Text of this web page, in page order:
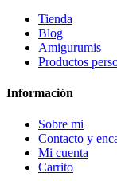
Tienda
Blog
Amigurumis
Productos
Información
Sobre mi
Contacto y
Mi cuenta
Carrito